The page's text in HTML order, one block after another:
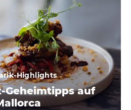
Highlights
Geheimtipps auf